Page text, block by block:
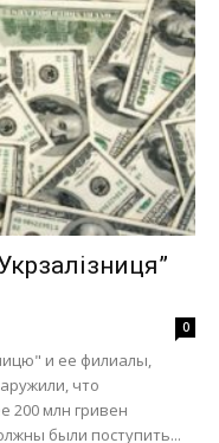
0
и ее филиалы,
что
200 млн гривен
были поступить...